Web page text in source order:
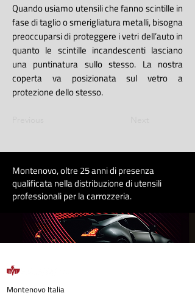
Quando usiamo utensili che fanno scintille in
fase di taglio o smerigliatura metalli, bisogna
preoccuparsi di proteggere i vetri dell’auto in
quanto le scintille incandescenti lasciano
una puntinatura sullo stesso. La nostra
coperta va posizionata sul vetro a
protezione dello stesso.
Montenovo, oltre 25 anni di presenza
qualificata nella distribuzione di utensili
professionali per la carrozzeria.
Montenovo Italia